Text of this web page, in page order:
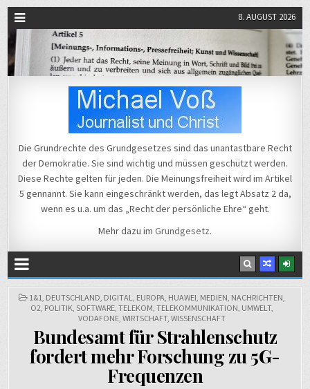
8. AUGUST 2026
Michael Voß
Die Grundrechte des Grundgesetzes sind das unantastbare Recht
der Demokratie. Sie sind wichtig und müssen geschützt werden.
Diese Rechte gelten für jeden. Die Meinungsfreiheit wird im Artikel
5 gennannt. Sie kann eingeschränkt werden, das legt Absatz 2 da,
wenn es u.a. um das „Recht der persönliche Ehre“ geht.
Mehr dazu im Grundgesetz.
POSTED
IN
1&1, DEUTSCHLAND, DIGITAL, EUROPA, HUAWEI, MEDIEN, NACHRICHTEN,
O2, POLITIK, SOFTWARE, TELEKOM, TELEKOMMUNIKATION, UMWELT,
VODAFONE, WIRTSCHAFT, WISSENSCHAFT
Bundesamt für Strahlenschutz
fordert mehr Forschung zu 5G-
Frequenzen